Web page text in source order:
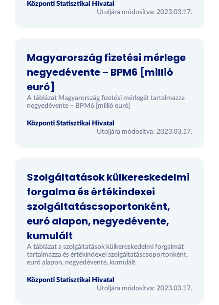
Központi Statisztikai Hivatal
Utoljára módosítva: 2023.03.17.
Magyarország fizetési mérlege
negyedévente – BPM6 [millió
euró]
A táblázat Magyarország fizetési mérlegét tartalmazza
negyedévente – BPM6 [millió euró]
Központi Statisztikai Hivatal
Utoljára módosítva: 2023.03.17.
Szolgáltatások külkereskedelmi
forgalma és értékindexei
szolgáltatáscsoportonként,
euró alapon, negyedévente,
kumulált
A táblázat a szolgáltatások külkereskedelmi forgalmát
tartalmazza és értékindexei szolgáltatáscsoportonként,
euró alapon, negyedévente, kumulált
Központi Statisztikai Hivatal
Utoljára módosítva: 2023.03.17.